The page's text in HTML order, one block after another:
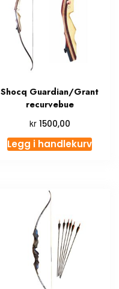
Shocq Guardian/Grant
recurvebue
kr1500,00
Legg i handlekurv